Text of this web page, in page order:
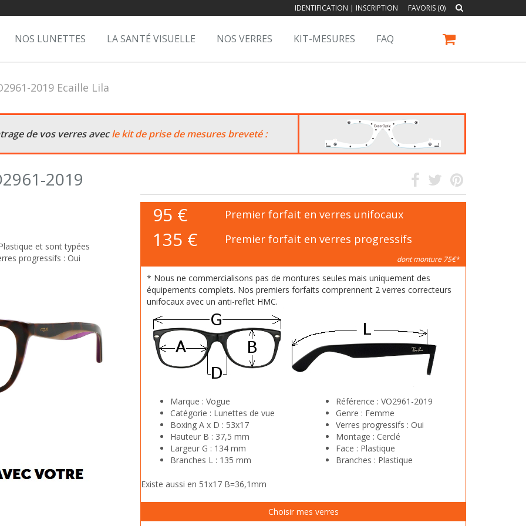
IDENTIFICATION | INSCRIPTION FAVORIS (0)
NOS LUNETTES LA SANTÉ VISUELLE NOS VERRES KIT-MESURES FAQ
2019 Ecaille Lila
de vos verres avecle kit de prise de mesures breveté :
2019
et sont typées
progressifs : Oui
95 € Premier forfait en verres unifocaux
135 € Premier forfait en verres progressifs
dont monture 75€*
* Nous ne commercialisons pas de montures seules mais uniquement des
équipements complets. Nos premiers forfaits comprennent 2 verres correcteurs
unifocaux avec un anti-reflet HMC.
Marque : Vogue
Catégorie : Lunettes de vue
Boxing A x D : 53x17
Hauteur B : 37,5 mm
Largeur G : 134 mm
Branches L : 135 mm
Référence : VO2961-2019
Genre : Femme
Verres progressifs : Oui
Montage : Cerclé
Face : Plastique
Branches : Plastique
Existe aussi en 51x17 B=36,1mm